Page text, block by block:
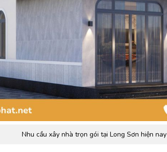
Nhu cầu xây nhà trọn gói tại Long Sơn hiện nay